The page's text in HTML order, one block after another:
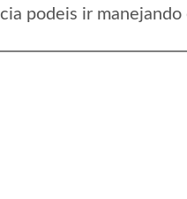
podeis ir